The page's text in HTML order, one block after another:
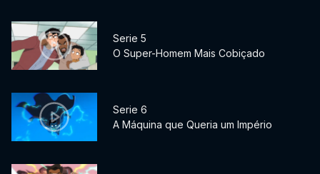
Serie 5
O Super-Homem Mais Cobiçado
Serie 6
A Máquina que Queria um Império